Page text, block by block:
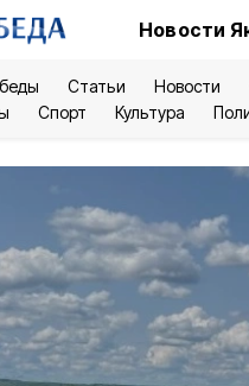
Новости
Статьи Новости
Спорт Культура